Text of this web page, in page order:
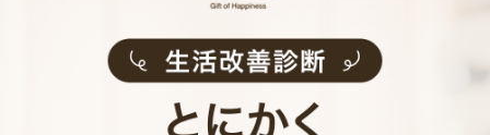
ご利用者インタビュー